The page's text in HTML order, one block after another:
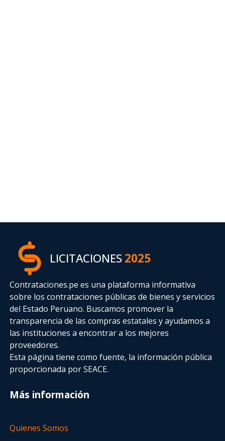
LICITACIONES2025
Contrataciones.pe es una plataforma informativa
sobre los contrataciones públicas de bienes y servicios
del Estado Peruano. Buscamos promover la
transparencia de las compras estatalesy ayudamos a
las instituciones a encontrar a los mejores
proveedores.
Esta página tiene como fuente, la información pública
proporcionada por SEACE.
Más información
Quienes Somos